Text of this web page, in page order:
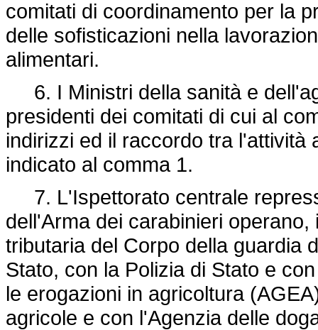
comitati di coordinamento per la
delle sofisticazioni nella
alimentari.
6. I Ministri della sanità e
presidenti dei comitati di cui al
indirizzi ed il raccordo tra l'attività
indicato al comma 1.
7. L'Ispettorato centrale
dell'Arma dei carabinieri
tributaria del Corpo della guardia
Stato, con la Polizia di Stato e
le erogazioni in agricoltura
agricole e con l'Agenzia delle